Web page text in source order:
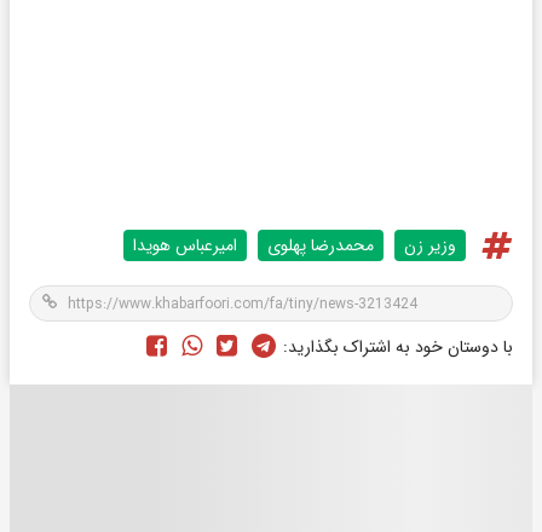
وزیر زن محمدرضا پهلوی امیرعباس هویدا
با دوستان خود به اشتراک بگذارید: